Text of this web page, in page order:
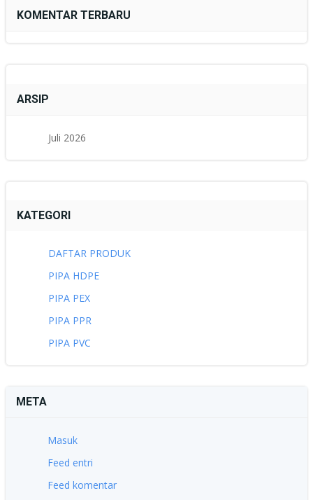
KOMENTAR TERBARU
ARSIP
Juli 2026
KATEGORI
DAFTAR PRODUK
PIPA HDPE
PIPA PEX
PIPA PPR
PIPA PVC
META
Masuk
Feed entri
Feed komentar